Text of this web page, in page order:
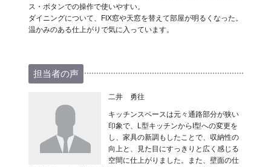
ス・ボタンでの操作で使いやすい。
ダイニングについて、FIX窓や天窓を替えて部屋が明るくなった。
温かみのある仕上がりで気に入っています。
担当者の声
二井 勇往
キッチンスペースは元々通路部分が狭い
印象で、L型キッチンからI型への変更を
し、家具の新調もしたことで、収納性の
向上と、見た目にすっきりと広く感じる
空間に仕上がりました。また、壁面の仕